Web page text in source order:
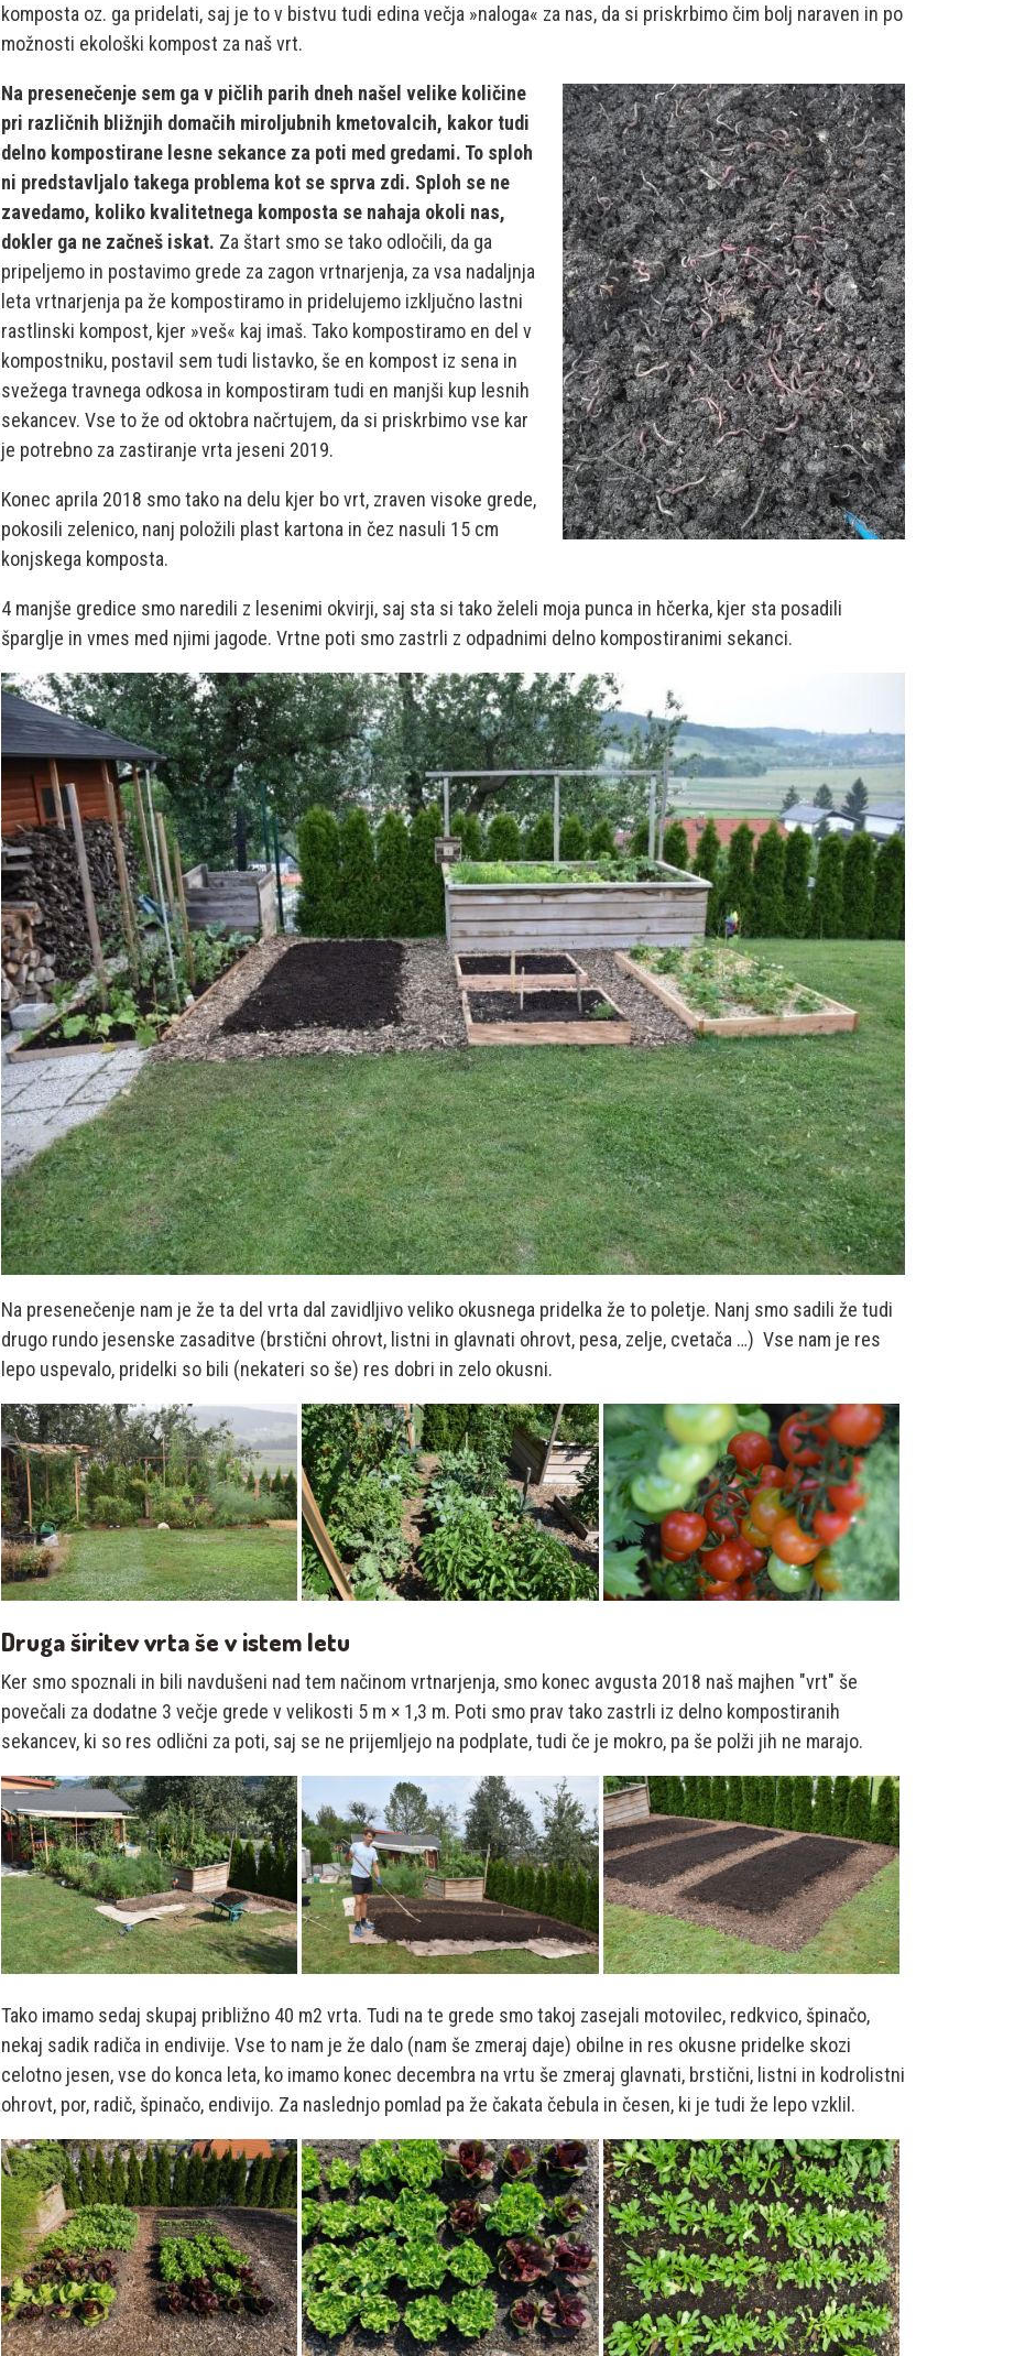
komposta oz. ga pridelati, saj je to v bistvu tudi edina večja »naloga« za nas, da si priskrbimo čim bolj naraven in po
možnosti ekološki kompost za naš vrt.
Na presenečenje sem ga v pičlih parih dneh našel velike količine
pri različnih bližnjih domačih miroljubnih kmetovalcih, kakor tudi
delno kompostirane lesne sekance za poti med gredami. To sploh
ni predstavljalo takega problema kot se sprva zdi. Sploh se ne
zavedamo, koliko kvalitetnega komposta se nahaja okoli nas,
dokler ga ne začneš iskat. Za štart smo se tako odločili, da ga
pripeljemo in postavimo grede za zagon vrtnarjenja, za vsa nadaljnja
leta vrtnarjenja pa že kompostiramo in pridelujemo izključno lastni
rastlinski kompost, kjer »veš« kaj imaš. Tako kompostiramo en del v
kompostniku, postavil sem tudi listavko, še en kompost iz sena in
svežega travnega odkosa in kompostiram tudi en manjši kup lesnih
sekancev. Vse to že od oktobra načrtujem, da si priskrbimo vse kar
je potrebno za zastiranje vrta jeseni 2019.
Konec aprila 2018 smo tako na delu kjer bo vrt, zraven visoke grede,
pokosili zelenico, nanj položili plast kartona in čez nasuli 15 cm
konjskega komposta.
4 manjše gredice smo naredili z lesenimi okvirji, saj sta si tako želeli moja punca in hčerka, kjer sta posadili
šparglje in vmes med njimi jagode. Vrtne poti smo zastrli z odpadnimi delno kompostiranimi sekanci.
Na presenečenje nam je že ta del vrta dal zavidljivo veliko okusnega pridelka že to poletje. Nanj smo sadili že tudi
drugo rundo jesenske zasaditve (brstični ohrovt, listni in glavnati ohrovt, pesa, zelje, cvetača …) Vse nam je res
lepo uspevalo, pridelki so bili (nekateri so še) res dobri in zelo okusni.
Druga širitev vrta še v istem letu
Ker smo spoznali in bili navdušeni nad tem načinom vrtnarjenja, smo konec avgusta 2018 naš majhen "vrt" še
povečali za dodatne 3 večje grede v velikosti 5 m × 1,3 m. Poti smo prav tako zastrli iz delno kompostiranih
sekancev, ki so res odlični za poti, saj se ne prijemljejo na podplate, tudi če je mokro, pa še polži jih ne marajo.
Tako imamo sedaj skupaj približno 40 m2 vrta. Tudi na te grede smo takoj zasejali motovilec, redkvico, špinačo,
nekaj sadik radiča in endivije. Vse to nam je že dalo (nam še zmeraj daje) obilne in res okusne pridelke skozi
celotno jesen, vse do konca leta, ko imamo konec decembra na vrtu še zmeraj glavnati, brstični, listni in kodrolistni
ohrovt, por, radič, špinačo, endivijo. Za naslednjo pomlad pa že čakata čebula in česen, ki je tudi že lepo vzklil.